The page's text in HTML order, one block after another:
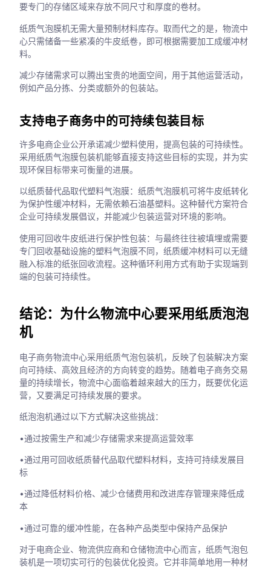
要专门的存储区域来存放不同尺寸和厚度的卷材。
纸质气泡膜机无需大量预制材料库存。取而代之的是，物流中
心只需储备一些紧凑的牛皮纸卷，即可根据需要加工成缓冲材
料。
减少存储需求可以腾出宝贵的地面空间，用于其他运营活动，
例如产品分拣、分类或额外的包装站。
支持电子商务中的可持续包装目标
许多电商企业公开承诺减少塑料使用，提高包装的可持续性。
采用纸质气泡膜包装机能够直接支持这些目标的实现，并为实
现环保目标带来可衡量的进展。
以纸质替代品取代塑料气泡膜：纸质气泡膜机可将牛皮纸转化
为保护性缓冲材料，无需依赖石油基塑料。这种替代方案符合
企业可持续发展倡议，并能减少包装运营对环境的影响。
使用可回收牛皮纸进行保护性包装：与最终往往被填埋或需要
专门回收基础设施的塑料气泡膜不同，纸质缓冲材料可以无缝
融入标准的纸张回收流程。这种循环利用方式有助于实现端到
端的包装可持续性。
结论：为什么物流中心要采用纸质泡泡
机
电子商务物流中心采用纸质气泡包装机，反映了包装解决方案
向可持续、高效且经济的方向转变的趋势。随着电子商务交易
量的持续增长，物流中心面临着越来越大的压力，既要优化运
营，又要满足可持续发展的要求。
纸泡泡机通过以下方式解决这些挑战：
•通过按需生产和减少存储需求来提高运营效率
•通过用可回收纸质替代品取代塑料材料，支持可持续发展目
标
•通过降低材料价格、减少仓储费用和改进库存管理来降低成
本
•通过可靠的缓冲性能，在各种产品类型中保持产品保护
对于电商企业、物流供应商和仓储物流中心而言，纸质气泡包
装机是一项切实可行的包装优化投资。它并非简单地用一种材